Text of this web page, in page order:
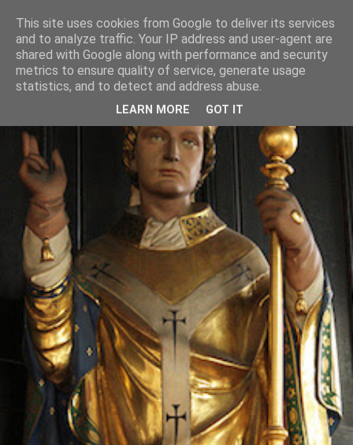
This site uses cookies from Google to deliver its services
and to analyze traffic. Your IP address and user-agent are
shared with Google along with performance and security
metrics to ensure quality of service, generate usage
statistics, and to detect and address abuse.
LEARN MORE GOT IT